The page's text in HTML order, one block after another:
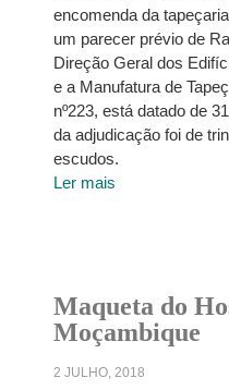
encomenda da
um parecer prévio de
Direção Geral dos
e a Manufatura de
nº223, está datado de
da adjudicação foi de
escudos.
Ler mais
Maqueta do
Moçambique
2 JULHO, 2018